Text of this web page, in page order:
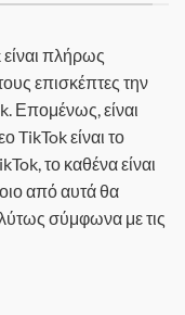
πλήρως
επισκέπτες την
Επομένως, είναι
TikTok είναι το
το καθένα είναι
από αυτά θα
σύμφωνα με τις